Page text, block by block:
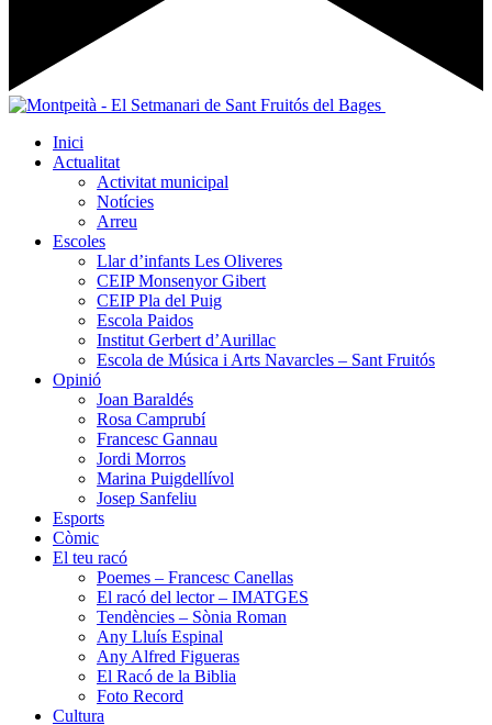
Inici
Actualitat
Activitat municipal
Notícies
Arreu
Escoles
Llar d’infants Les Oliveres
CEIP Monsenyor Gibert
CEIP Pla del Puig
Escola Paidos
Institut Gerbert d’Aurillac
Escola de Música i Arts Navarcles – Sant Fruitós
Opinió
Joan Baraldés
Rosa Camprubí
Francesc Gannau
Jordi Morros
Marina Puigdellívol
Josep Sanfeliu
Esports
Còmic
El teu racó
Poemes – Francesc Canellas
El racó del lector – IMATGES
Tendències – Sònia Roman
Any Lluís Espinal
Any Alfred Figueras
El Racó de la Biblia
Foto Record
Cultura